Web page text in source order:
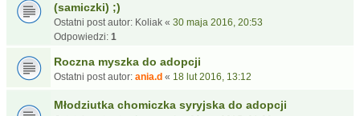
(samiczki) ;)
Ostatni post autor: Koliak « 30 maja 2016, 20:53
Odpowiedzi: 1
Roczna myszka do adopcji
Ostatni post autor: ania.d « 18 lut 2016, 13:12
Młodziutka chomiczka syryjska do adopcji